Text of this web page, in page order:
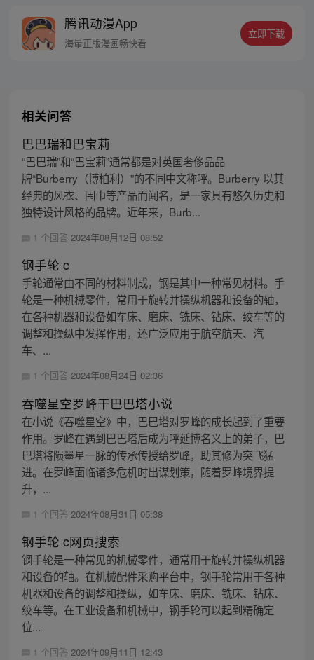
取而代之，成为了新的星空吞噬巨兽，同时
还形成了人类分身。最终，罗峰迈出了他所
腾讯动漫App
海量正版漫画畅快看
立即下载
相关问答
巴巴瑞和巴宝莉
“巴巴瑞”和“巴宝莉”通常都是对英国奢侈品品
牌“Burberry（博柏利）”的不同中文称呼。Burberry 以其
经典的风衣、围巾等产品而闻名，是一家具有悠久历史和
独特设计风格的品牌。近年来，Burb...
1 个回答 2024年08月12日 08:52
钢手轮 c
手轮通常由不同的材料制成，钢是其中一种常见材料。手
轮是一种机械零件，常用于旋转并操纵机器和设备的轴，
在各种机器和设备如车床、磨床、铣床、钻床、绞车等的
调整和操纵中发挥作用，还广泛应用于航空航天、汽
车、...
1 个回答 2024年08月24日 02:36
吞噬星空罗峰干巴巴塔小说
在小说《吞噬星空》中，巴巴塔对罗峰的成长起到了重要
作用。罗峰在遇到巴巴塔后成为呼延博名义上的弟子，巴
巴塔将陨墨星一脉的传承传授给罗峰，助其修为突飞猛
进。在罗峰面临诸多危机时出谋划策，随着罗峰境界提
升，...
1 个回答 2024年08月31日 05:38
钢手轮 c网页搜索
钢手轮是一种常见的机械零件，通常用于旋转并操纵机器
和设备的轴。在机械配件采购平台中，钢手轮常用于各种
机器和设备的调整和操纵，如车床、磨床、铣床、钻床、
绞车等。在工业设备和机械中，钢手轮可以起到精确定
位...
1 个回答 2024年09月11日 12:43